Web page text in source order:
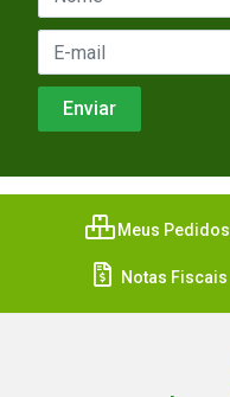
Meus Pedidos
Notas Fiscais